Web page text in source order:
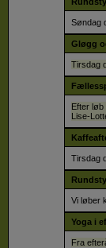
Søndag
Gløgg
Tirsdag
Efter
Lise-
Tirsdag
Vi løber
Yoga i
Fra